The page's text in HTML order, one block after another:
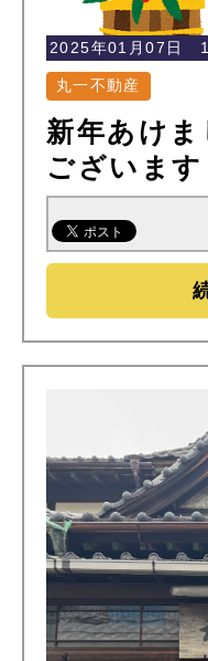
2025年01月07日
丸一不動産
新年あけま
ございます